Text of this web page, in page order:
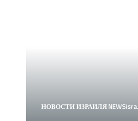
НОВОСТИ ИЗРАИЛЯ